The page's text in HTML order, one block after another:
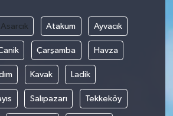
Asarcık Atakum Ayvacık
Çarşamba Havza
Kavak Ladik
Salıpazarı Tekkeköy